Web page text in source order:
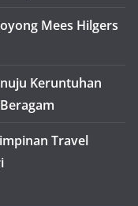
Mees Hilgers
Keruntuhan
Travel